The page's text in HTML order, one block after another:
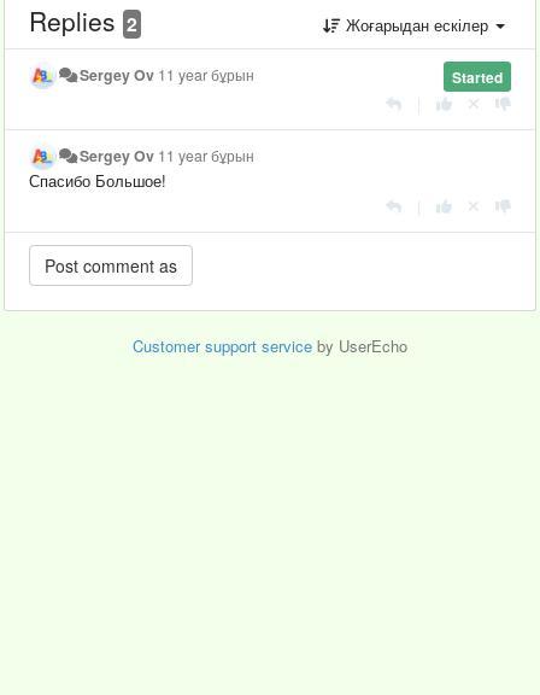
Replies 2 Жоғарыдан ескілер
Started
Sergey Ov 11 year бұрын
Sergey Ov 11 year бұрын
Спасибо Большое!
Customer support service by UserEcho